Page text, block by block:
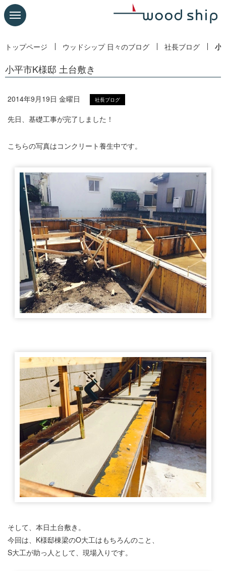
トップページ ウッドシップ 日々のブログ 社長ブログ 小
小平市K様邸 土台敷き
2014年9月19日 金曜日 社長ブログ
先日、基礎工事が完了しました！
こちらの写真はコンクリート養生中です。
そして、本日土台敷き。
今回は、K様邸棟梁のO大工はもちろんのこと、
S大工が助っ人として、現場入りです。